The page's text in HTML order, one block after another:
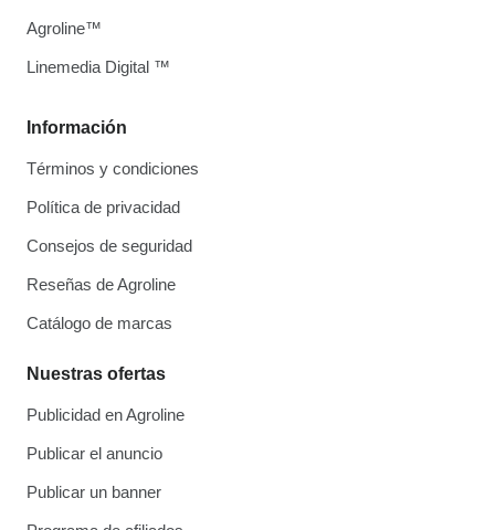
Información
Términos y condiciones
Política de privacidad
Consejos de seguridad
Reseñas de Agroline
Catálogo de marcas
Nuestras ofertas
Publicidad en Agroline
Publicar el anuncio
Publicar un banner
Agroline™
Linemedia Digital ™